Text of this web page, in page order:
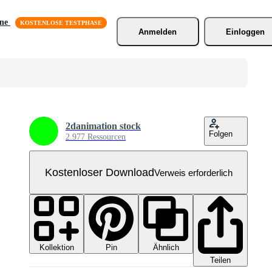
Anmelden
Einloggen
2danimation stock
2.977 Ressourcen Folgen
Kostenloser DownloadVerweis erforderlich
Kollektion Pin
Ähnlich
Teilen